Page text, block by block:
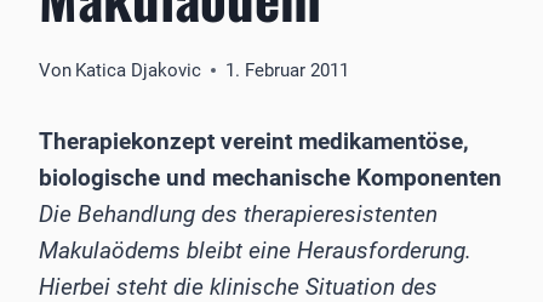
Von Katica Djakovic 1. Februar 2011
Therapiekonzept vereint medikamentöse,
biologische und mechanische Komponenten
Die Behandlung des therapieresistenten
Makulaödems bleibt eine Herausforderung.
Hierbei steht die klinische Situation des